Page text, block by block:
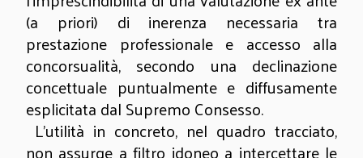
(a priori) di inerenza necessaria tra
prestazione professionale e accesso alla
concorsualità, secondo una declinazione
concettuale puntualmente e diffusamente
esplicitata dal Supremo Consesso.
L’utilità in concreto, nel quadro tracciato,